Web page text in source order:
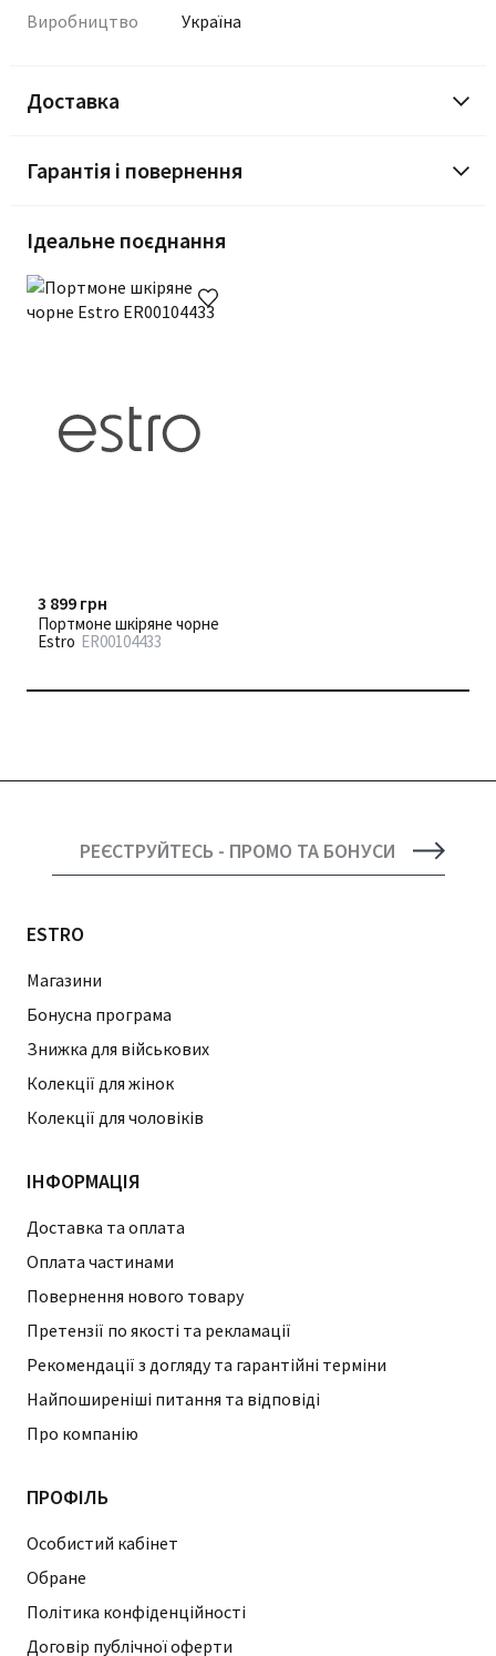
Виробництво Україна
Доставка
Гарантія і повернення
Ідеальне поєднання
3 899 грн
Портмоне шкіряне чорне
Estro ER00104433
РЕЄСТРУЙТЕСЬ - ПРОМО ТА БОНУСИ
ESTRO
Магазини
Бонусна програма
Знижка для військових
Колекції для жінок
Колекції для чоловіків
ІНФОРМАЦІЯ
Доставка та оплата
Оплата частинами
Повернення нового товару
Претензії по якості та рекламації
Рекомендації з догляду та гарантійні терміни
Найпоширеніші питання та відповіді
Про компанію
ПРОФІЛЬ
Особистий кабінет
Обране
Політика конфіденційності
Договір публічної оферти